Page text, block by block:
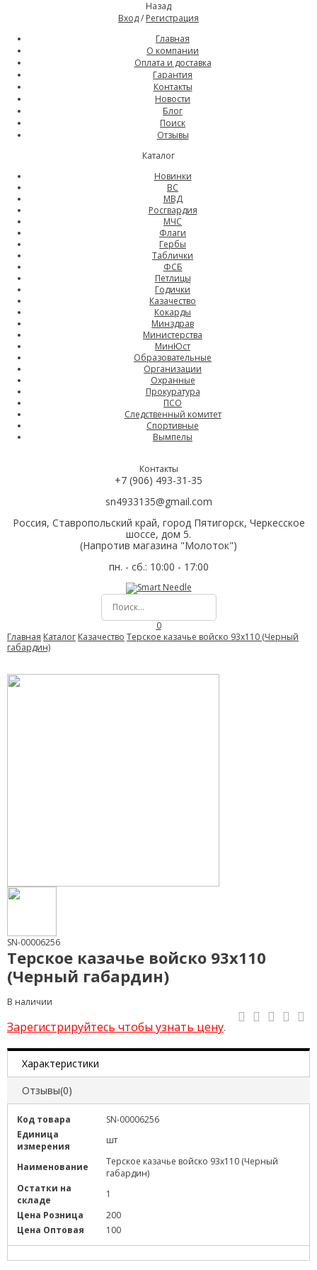
Назад
Вход/ Регистрация
Главная
О компании
Оплата и доставка
Гарантия
Контакты
Новости
Блог
Поиск
Отзывы
Каталог
Новинки
ВС
МВД
Росгвардия
МЧС
Флаги
Гербы
Таблички
ФСБ
Петлицы
Годички
Казачество
Кокарды
Минздрав
Министерства
МинЮст
Образовательные
Организации
Охранные
Прокуратура
ПСО
Следственный комитет
Спортивные
Вымпелы
Контакты
+7 (906) 493-31-35
sn4933135@gmail.com
Россия, Ставропольский край, город Пятигорск, Черкесское
шоссе, дом 5.
(Напротив магазина "Молоток")
пн. - сб.: 10:00 - 17:00
0
Главная Каталог Казачество Терское казачье войско 93х110 (Черный
габардин)
SN-00006256
Терское казачье войско 93х110
(Черный габардин)
В наличии
Зарегистрируйтесь чтобы узнать цену.
Характеристики
Отзывы(0)
Код товара
SN-00006256
Единица
измерения
шт
Наименование
Терское казачье войско 93х110 (Черный
габардин)
Остатки на
складе
1
Цена Розница
200
Цена Оптовая
100